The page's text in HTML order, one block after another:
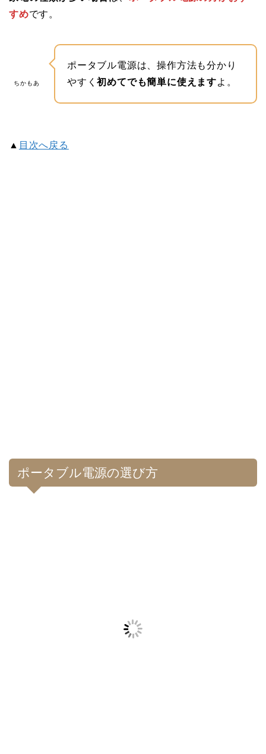
すめです。
ちかもあ
ポータブル電源は、操作方法も分かり
やすく初めてでも簡単に使えますよ。
▲ 目次へ戻る
ポータブル電源の選び方